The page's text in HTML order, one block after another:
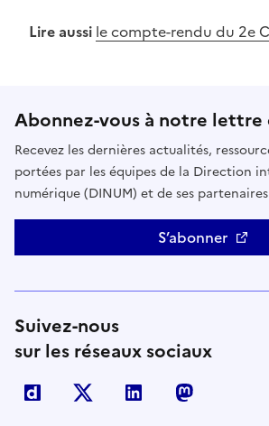
Lire aussi le compte-rendu du 2e
Abonnez-vous à notre lettre
Recevez les dernières actualités,
portées par les équipes de la Direction
numérique (DINUM) et de ses
S’abonner
Suivez-nous
sur les réseaux sociaux
Dailymotion Linkedin